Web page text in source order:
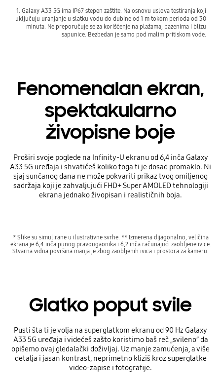
1. Galaxy A33 5G ima IP67 stepen zaštite. Na osnovu uslova testiranja koji
uključuju uranjanje u slatku vodu do dubine od 1 m tokom perioda od 30
minuta. Ne preporučuje se za korišćenje na plažama, bazenima i blizu
sapunice. Bezbedan je samo pod malim pritiskom vode.
Fenomenalan ekran,
spektakularno
živopisne boje
Proširi svoje poglede na Infinity-U ekranu od 6,4 inča Galaxy
A33 5G uređaja i shvatićeš koliko toga ti je dosad promaklo. Ni
sjaj sunčanog dana ne može pokvariti prikaz tvog omiljenog
sadržaja koji je zahvaljujući FHD+ Super AMOLED tehnologiji
ekrana jednako živopisan i realističnih boja.
* Slike su simulirane u ilustrativne svrhe. ** Izmerenа dijagonalno, veličina
ekrana je 6,4 inča punog pravougaonika i 6,2 inča računajući zaobljene ivice.
Stvarna vidna površina manja je zbog zaobljenih ivica i prostora za kameru.
Glatko poput svile
Pusti šta ti je volja na superglatkom ekranu od 90 Hz Galaxy
A33 5G uređaja i videćeš zašto koristimo baš reč „svileno” da
opišemo ovaj gledalački doživljaj. Uz manje zamućenja, a više
detalja i jasan kontrast, neprimetno kliziš kroz superglatke
video-zapise i fotografije.